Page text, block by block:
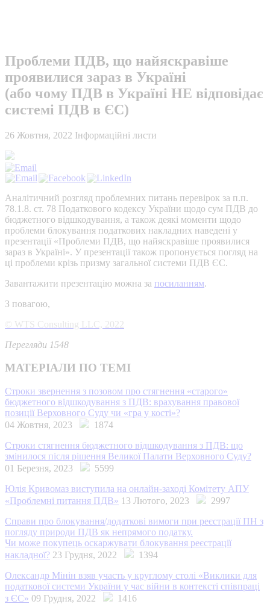
Проблеми ПДВ, що найяскравіше
проявилися зараз в Україні
(або чому ПДВ в Україні НЕ відповідає
системі ПДВ в ЄС)
26 Жовтня, 2022 Інформаційні листи
Аналітичний розгляд проблемних питань перевірок за п.п.
78.1.8. ст. 78 Податкового кодексу України щодо сум ПДВ до
бюджетного відшкодування, а також деякі моменти щодо
проблеми блокування податкових накладних наведені у
презентації «Проблеми ПДВ, що найяскравіше проявилися
зараз в Україні». У презентації також пропонується погляд на
ці проблеми крізь призму загальної системи ПДВ ЄС.
Завантажити презентацію можна за посиланням.
З повагою,
© WTS Consulting LLC, 2022
Перегляди 1548
МАТЕРІАЛИ ПО ТЕМІ
Строки звернення з позовом про стягнення «старого»
бюджетного відшкодування з ПДВ: врахування правової
позиції Верховного Суду чи «гра у кості»?
04 Жовтня, 2023
1874
Строки стягнення бюджетного відшкодування з ПДВ: що
змінилося після рішення Великої Палати Верховного Суду?
01 Березня, 2023
5599
Юлія Кривомаз виступила на онлайн-заході Комітету АПУ
«Проблемні питання ПДВ» 13 Лютого, 2023
2997
Справи про блокування/додаткові вимоги при реєстрації ПН з
погляду природи ПДВ як непрямого податку.
Чи може покупець оскаржувати блокування реєстрації
накладної? 23 Грудня, 2022
1394
Олександр Мінін взяв участь у круглому столі «Виклики для
податкової системи України у час війни в контексті співпраці
з ЄС» 09 Грудня, 2022
1416